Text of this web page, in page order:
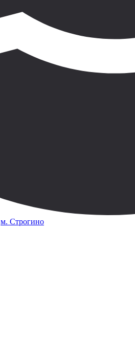
м. Строгино